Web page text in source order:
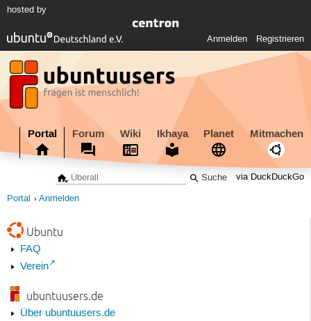
hosted by
Anmelden Registrieren
Portal Forum Wiki Ikhaya Planet Mitmachen
via DuckDuckGo
Portal Anmelden
Ubuntu
FAQ
Verein
ubuntuusers.de
Über ubuntuusers.de